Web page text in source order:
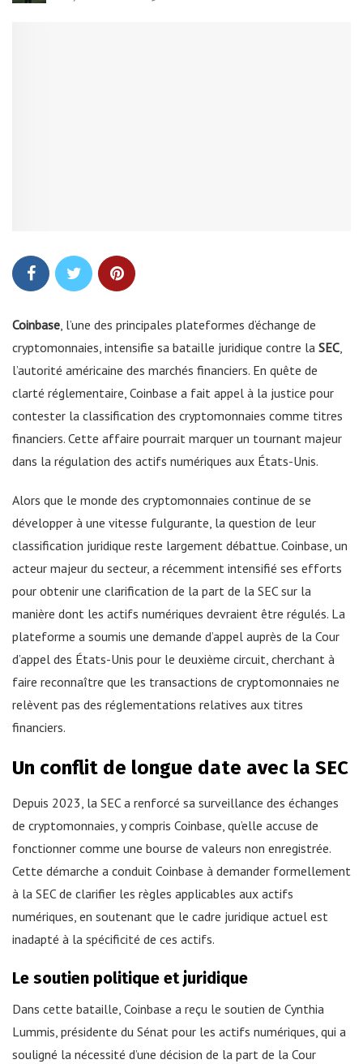
Coinbase , l’une des principales plateformes d’échange de
cryptomonnaies, intensifie sa bataille juridique contre la SEC
l’autorité américaine des marchés financiers. En quête de
clarté réglementaire, Coinbase a fait appel à la justice pour
contester la classification des cryptomonnaies comme titres
financiers. Cette affaire pourrait marquer un tournant majeur
dans la régulation des actifs numériques aux États-Unis.
Alors que le monde des cryptomonnaies continue de se
développer à une vitesse fulgurante, la question de leur
classification juridique reste largement débattue. Coinbase, un
acteur majeur du secteur, a récemment intensifié ses efforts
pour obtenir une clarification de la part de la SEC sur la
manière dont les actifs numériques devraient être régulés. La
plateforme a soumis une demande d’appel auprès de la Cour
d’appel des États-Unis pour le deuxième circuit, cherchant à
faire reconnaître que les transactions de cryptomonnaies ne
relèvent pas des réglementations relatives aux titres
financiers.
Un conflit de longue date avec la SEC
Depuis 2023, la SEC a renforcé sa surveillance des échanges
de cryptomonnaies, y compris Coinbase, qu’elle accuse de
fonctionner comme une bourse de valeurs non enregistrée.
Cette démarche a conduit Coinbase à demander formellement
à la SEC de clarifier les règles applicables aux actifs
numériques, en soutenant que le cadre juridique actuel est
inadapté à la spécificité de ces actifs.
Le soutien politique et juridique
Dans cette bataille, Coinbase a reçu le soutien de Cynthia
Lummis, présidente du Sénat pour les actifs numériques, qui a
souligné la nécessité d’une décision de la part de la Cour